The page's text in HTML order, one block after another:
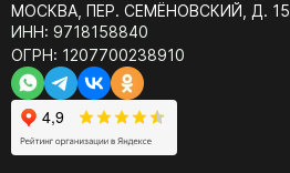
МОСКВА, ПЕР. СЕМЁНОВСКИЙ, Д. 15
ИНН: 9718158840
ОГРН: 1207700238910